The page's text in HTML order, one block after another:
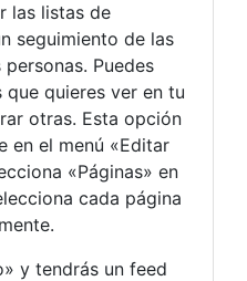
las listas de
seguimiento de las
Puedes
que quieres ver en tu
otras. Esta opción
en el menú «Editar
«Páginas» en
cada página
y tendrás un feed